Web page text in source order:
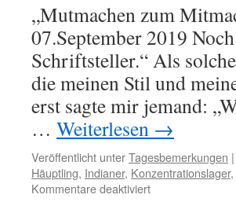
„Mutmachen zum
07.September 2019
Schriftsteller.“ Als
die meinen Stil und
erst sagte mir jemand:
… Weiterlesen →
Veröffentlicht unterTagesbemerkungen |
Häuptling, Indianer, Konzentrationslager,
Kommentare deaktiviertfür